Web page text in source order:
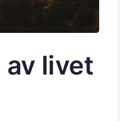
livet